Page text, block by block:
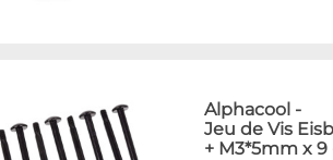
Alphacool -
Jeu de Vis
+ M3*5mm x 9